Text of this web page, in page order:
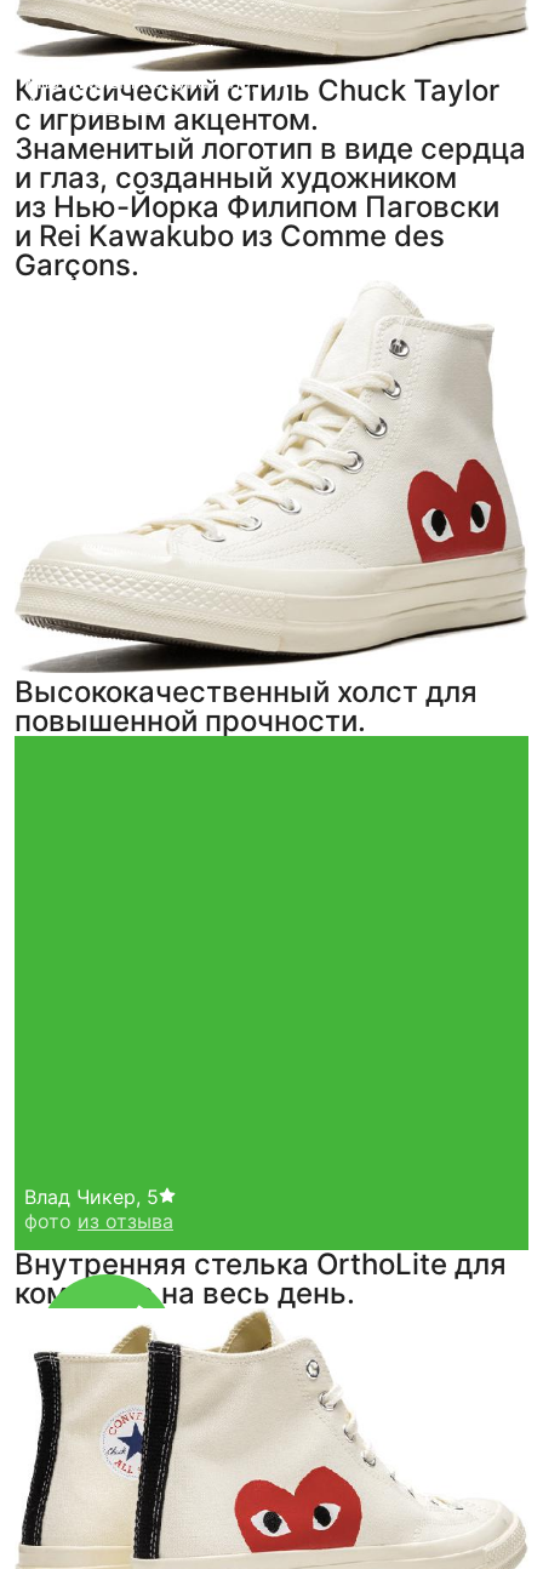
Классический стиль Chuck Taylor
с игривым акцентом.
Анонимный покупатель, 5
фотоиз отзыва
Martin , 5
фотоиз отзыва
Знаменитый логотип в виде сердца
и глаз, созданный художником
из Нью-Йорка Филипом Паговски
и Rei Kawakubo из Comme des
Garçons.
Высококачественный холст для
повышенной прочности.
Тройная гарантия
оригинальности
Товар сертифицирован и опломбирован.
Проверяем на оригинальность
по 16 параметрам.
Если придёт подделка — вернём деньги
в трёхкратном размере.
Как мы провеяем товары
Влад Чикер, 5
фото из отзыва
Внутренняя стелька OrthoLite для
комфорта на весь день.